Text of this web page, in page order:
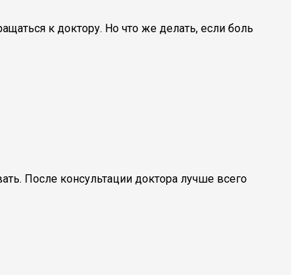
к доктору. Но что же делать, если боль
После консультации доктора лучше всего